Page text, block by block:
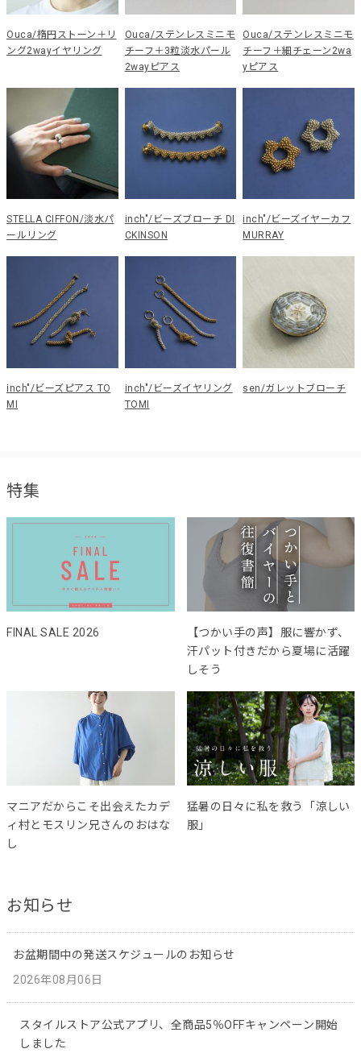
Ouca/楕円ストーン＋リ
ング2wayイヤリング
Ouca/ステンレスミニモ
チーフ＋3粒淡水パール
2wayピアス
Ouca/ステンレスミニモ
チーフ＋細チェーン2wa
yピアス
STELLA CIFFON/淡水パ
ールリング
inch"/ビーズブローチ DI
CKINSON
inch"/ビーズイヤーカフ
MURRAY
inch"/ビーズピアス TO
MI
inch"/ビーズイヤリング
TOMI
sen/ガレットブローチ
特集
FINAL SALE 2026
【つかい手の声】服に響かず、
汗パット付きだから夏場に活躍
しそう
マニアだからこそ出会えたカデ
ィ村とモスリン兄さんのおはな
し
猛暑の日々に私を救う「涼しい
服」
お知らせ
お盆期間中の発送スケジュールのお知らせ
2026年08月06日
スタイルストア公式アプリ、全商品5％OFFキャンペーン開始
しました